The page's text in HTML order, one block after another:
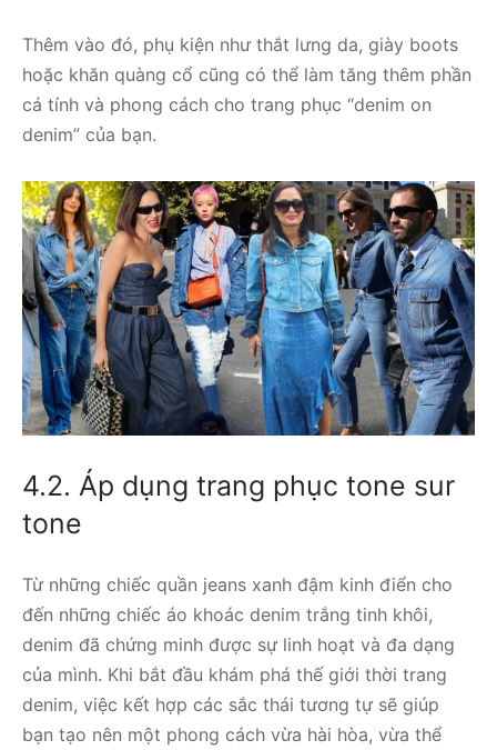
Thêm vào đó, phụ kiện như thắt lưng da, giày boots
hoặc khăn quàng cổ cũng có thể làm tăng thêm phần
cá tính và phong cách cho trang phục “denim on
denim” của bạn.
4.2. Áp dụng trang phục tone sur
tone
Từ những chiếc quần jeans xanh đậm kinh điển cho
đến những chiếc áo khoác denim trắng tinh khôi,
denim đã chứng minh được sự linh hoạt và đa dạng
của mình. Khi bắt đầu khám phá thế giới thời trang
denim, việc kết hợp các sắc thái tương tự sẽ giúp
bạn tạo nên một phong cách vừa hài hòa, vừa thể